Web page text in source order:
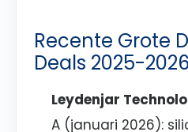
Recente Grote
Deals 2025-2026
Leydenjar
A (januari 2026):